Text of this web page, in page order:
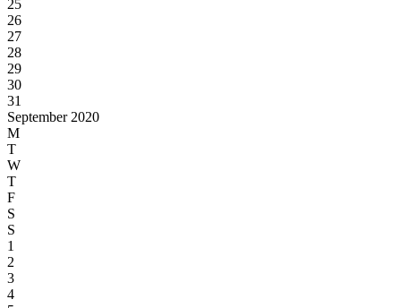
25
26
27
28
29
30
31
September 2020
M
T
W
T
F
S
S
1
2
3
4